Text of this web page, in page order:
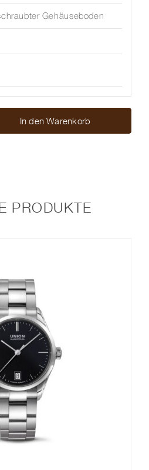
Gehäuseboden
In den Warenkorb
PRODUKTE